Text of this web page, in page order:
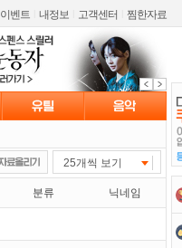
이벤트 내정보 고객센터 찜한자료
25개씩 보기
분류 닉네임